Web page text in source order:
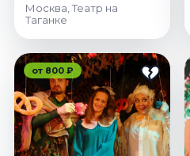
Москва, Театр на
Таганке
от 800 ₽